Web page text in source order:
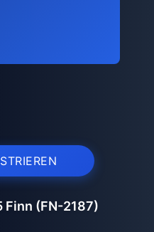
Finn (FN-2187)